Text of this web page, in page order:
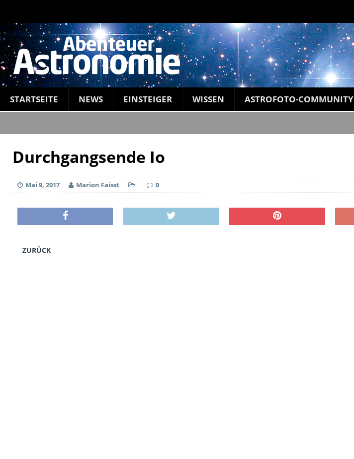
STARTSEITE NEWS EINSTEIGER WISSEN ASTROFOTO-COMMUNITY
Durchgangsende Io
Mai 9, 2017 Marion Faisst 0
ZURÜCK